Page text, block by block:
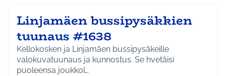
Linjamäen bussipysäkkien
tuunaus #1638
Kellokosken ja Linjamäen bussipysäkeille
valokuvatuunaus ja kunnostus. Se hvetäisi
puoleensa joukkol…